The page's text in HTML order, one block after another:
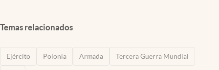
Temas relacionados
Ejército Polonia Armada Tercera Guerra Mundial